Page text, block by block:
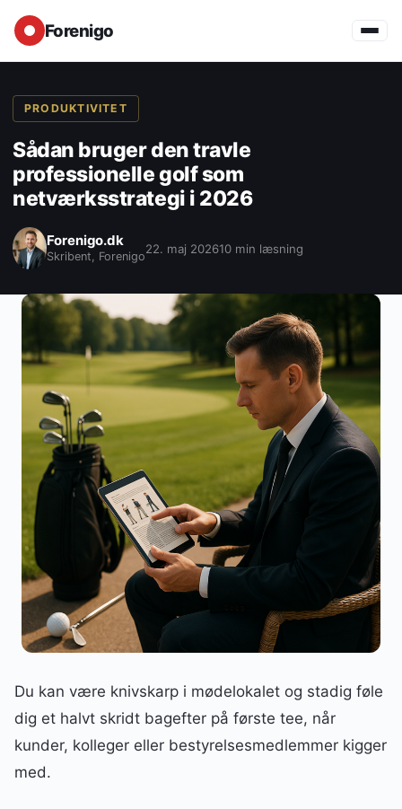
Forenigo
PRODUKTIVITET
Sådan bruger den travle
professionelle golf som
netværksstrategi i 2026
Forenigo.dk
Skribent, Forenigo
22. maj 202610 min læsning
Du kan være knivskarp i mødelokalet og stadig føle
dig et halvt skridt bagefter på første tee, når
kunder, kolleger eller bestyrelsesmedlemmer kigger
med.